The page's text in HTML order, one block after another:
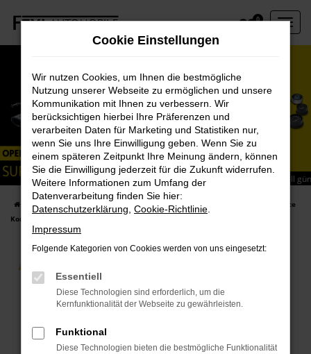
Zum
springen
0
Opel Service Komplettpreis-Offensive
Über 1.000 Originalteile inklusive Montage – zu sensationell
Komplettpreisen
Startseite Werkstatt und Service Werkstattleistungen
Opel Service
Komplettpreis-Offensive
OSKO
Cookie Einstellungen
Wir nutzen Cookies, um Ihnen die bestmögliche
Nutzung unserer Webseite zu ermöglichen und unsere
Kommunikation mit Ihnen zu verbessern. Wir
berücksichtigen hierbei Ihre Präferenzen und
verarbeiten Daten für Marketing und Statistiken nur,
wenn Sie uns Ihre Einwilligung geben. Wenn Sie zu
einem späteren Zeitpunkt Ihre Meinung ändern, können
Sie die Einwilligung jederzeit für die Zukunft widerrufen.
Weitere Informationen zum Umfang der
Datenverarbeitung finden Sie hier:
Datenschutzerklärung Cookie-Richtlinie
Impressum
Folgende Kategorien von Cookies werden von uns eingesetzt:
Essentiell
Diese Technologien sind erforderlich, um die
Kernfunktionalität der Webseite zu gewährleisten.
Funktional
Diese Technologien bieten die bestmögliche Funktionalität